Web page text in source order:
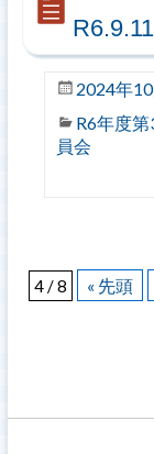
2024年
R6年度
員会
4 / 8 « 先頭